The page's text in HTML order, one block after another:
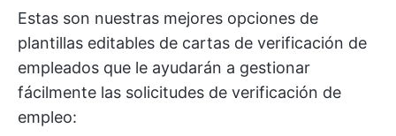
Estas son nuestras mejores opciones de
plantillas editables de cartas de verificación de
empleados que le ayudarán a gestionar
fácilmente las solicitudes de verificación de
empleo: